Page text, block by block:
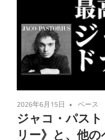
2026年6月15日 ベース
ジャコ・パス
リー》と、他